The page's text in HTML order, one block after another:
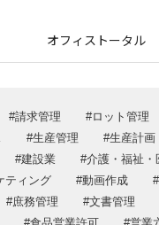
メディ
DXメル
採用
お問
オフィストータル
請求管理 ロット管理
生産管理 生産計画
建設業 介護・福祉・
ティング 動画作成
庶務管理 文書管理